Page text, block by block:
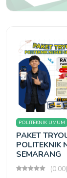
POLITEKNIK UMUM
PAKET
POLITEKNIK
SEMARANG
(0.00)